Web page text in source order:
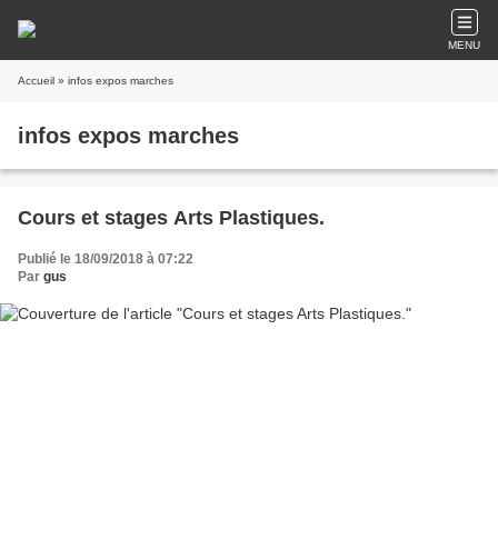
MENU
Accueil » infos expos marches
infos expos marches
Cours et stages Arts Plastiques.
Publié le 18/09/2018 à 07:22
Par gus